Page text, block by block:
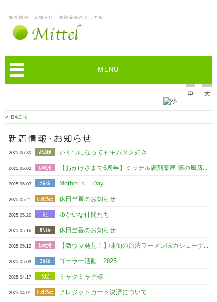
新着情報・お知らせ｜調剤薬局のミッテル
MENU
< BACK
2025.06.30 いくつになってもキムタク好き
2025.06.03 【おかげさまで6周年】ミッテル調剤薬局 篠の風店よりご挨拶
2025.06.02 Mother’ｓ Day
2025.05.21 休日当直のお知らせ
2025.05.20 ゆかいな仲間たち
2025.05.16 休日当番のお知らせ
2025.05.12 【激ウマ発見！】味仙の台湾ラーメン味カシューナッツを食べてみた！
2025.05.09 ゴーラー活動 2025
2025.04.17 ミャクミャク様
2025.04.01 クレジットカード決済について